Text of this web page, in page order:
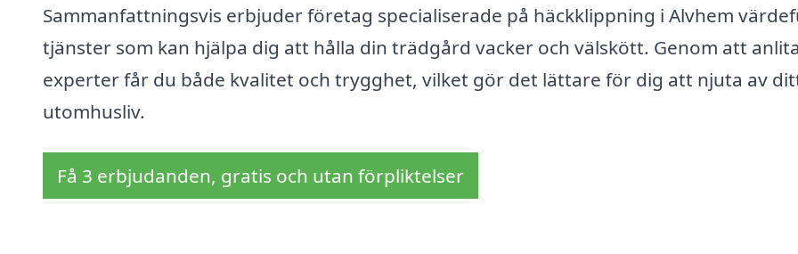
Sammanfattningsvis erbjuder företag specialiserade på häckklippning i Alvhem
tjänster som kan hjälpa dig att hålla din trädgård vacker och välskött. Genom att anlita
experter får du både kvalitet och trygghet, vilket gör det lättare för dig att njuta av
utomhusliv.
Få 3 erbjudanden, gratis och utan förpliktelser